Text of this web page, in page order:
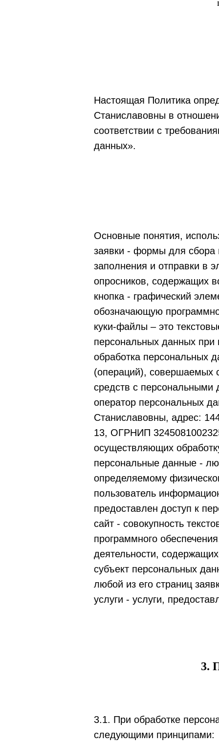
Настоящая Политика
Станиславовны в
соответствии с
данных».
Основные понятия,
заявки - формы для сбора
заполнения и отправки в
опросников, содержащих
кнопка - графический
обозначающую
куки-файлы – это
персональных данных при
обработка персональных
(операций), совершаемых
средств с персональными
оператор персональных
Станиславовны, адрес:
13, ОГРНИП
осуществляющих
персональные данные -
определяемому
пользователь
предоставлен доступ к
сайт - совокупность
программного
деятельности,
субъект персональных
любой из его страниц
услуги - услуги,
3.
3.1. При обработке
следующими принципами: